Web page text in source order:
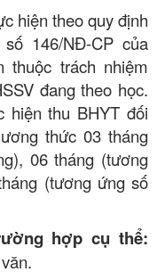
theo quy định
146/NĐ-CP của
thuộc trách nhiệm
đang theo học.
hiện thu BHYT đối
thức 03 tháng
06 tháng (tương
(tương ứng số
hợp cụ thể: